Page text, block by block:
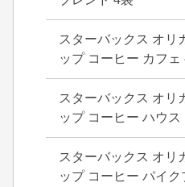
スターバックス オリ
ップ コーヒー カフェ
スターバックス オリ
ップ コーヒー ハウス
スターバックス オリ
ップ コーヒー パイ